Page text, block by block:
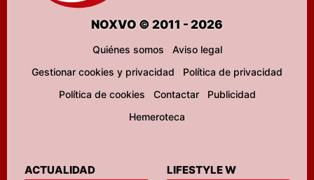
NOXVO © 2011 - 2026
Quiénes somos
Aviso legal
Gestionar cookies y privacidad
Política de privacidad
Política de cookies
Contactar
Publicidad
Hemeroteca
ACTUALIDAD
LIFESTYLE W